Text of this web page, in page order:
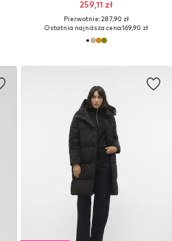
259,11 zł
Pierwotnie: 287,90 zł
Ostatnia najniższa cena:169,90 zł